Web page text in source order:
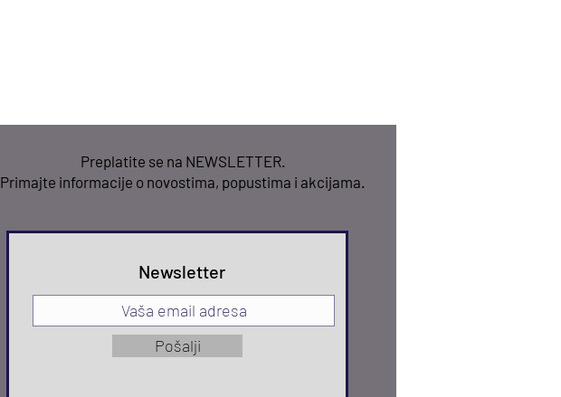
Preplatite se na NEWSLETTER.
Primajte informacije o novostima, popustima i akcijama.
Newsletter
Pošalji